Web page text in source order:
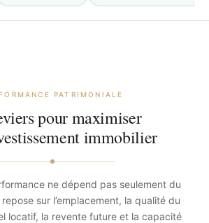
PATRIMONIALE
pour maximiser
immobilier
ne dépend pas seulement du
repose sur l’emplacement, la qualité du
locatif, la revente future et la capacité